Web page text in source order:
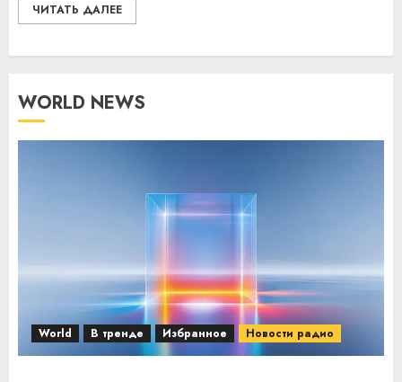
ЧИТАТЬ ДАЛЕЕ
WORLD NEWS
World В тренде Избранное Новости радио